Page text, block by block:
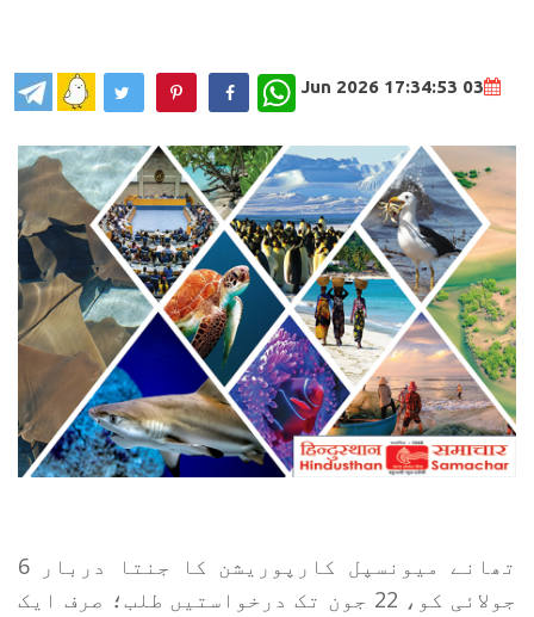
03 Jun 2026 17:34:53
WhatsApp
تھانے میونسپل کارپوریشن کا جنتا دربار 6
جولائی کو، 22 جون تک درخواستیں طلب؛ صرف ایک